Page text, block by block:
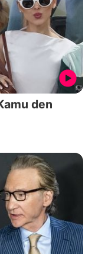
den